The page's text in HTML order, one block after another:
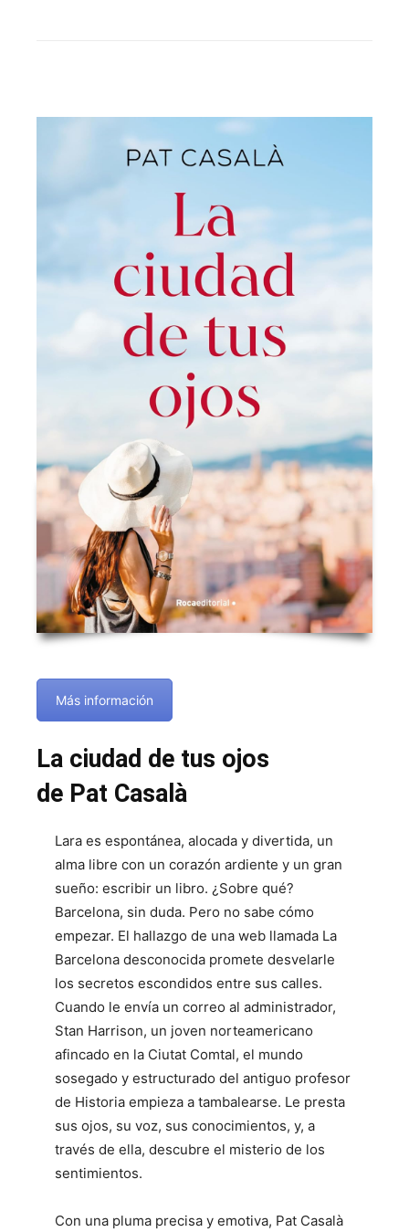
Más información
La ciudad de tus ojos
de Pat Casalà
Lara es espontánea, alocada y divertida, un
alma libre con un corazón ardiente y un gran
sueño: escribir un libro. ¿Sobre qué?
Barcelona, sin duda. Pero no sabe cómo
empezar. El hallazgo de una web llamada La
Barcelona desconocida promete desvelarle
los secretos escondidos entre sus calles.
Cuando le envía un correo al administrador,
Stan Harrison, un joven norteamericano
afincado en la Ciutat Comtal, el mundo
sosegado y estructurado del antiguo profesor
de Historia empieza a tambalearse. Le presta
sus ojos, su voz, sus conocimientos, y, a
través de ella, descubre el misterio de los
sentimientos.
Con una pluma precisa y emotiva, Pat Casalà